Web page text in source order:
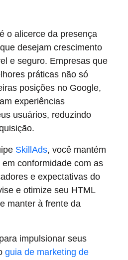
é o alicerce da presença
desejam crescimento
e seguro. Empresas que
práticas não só
posições no Google,
experiências
usuários, reduzindo
SkillAds, você mantém
conformidade com as
e expectativas do
e otimize seu HTML
manter à frente da
impulsionar seus
guia de marketing de